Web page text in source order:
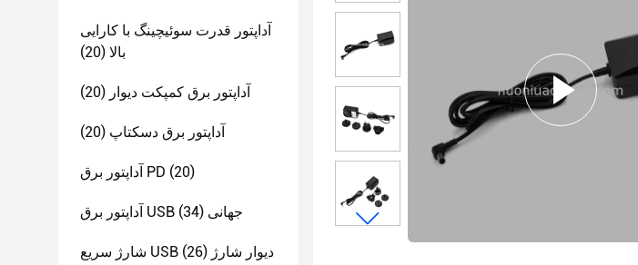
آداپتور قدرت سوئیچینگ با کارایی
بالا (20)
آداپتور برق کمپکت دیوار (20)
آداپتور برق دسکتاپ (20)
آداپتور برق PD (20)
آداپتور برق USB جهانی (34)
شارژ سریع USB دیوار شارژ (26)